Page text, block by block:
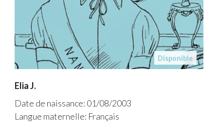
Disponible
Elia J.
Date de naissance: 01/08/2003
Langue maternelle: Français